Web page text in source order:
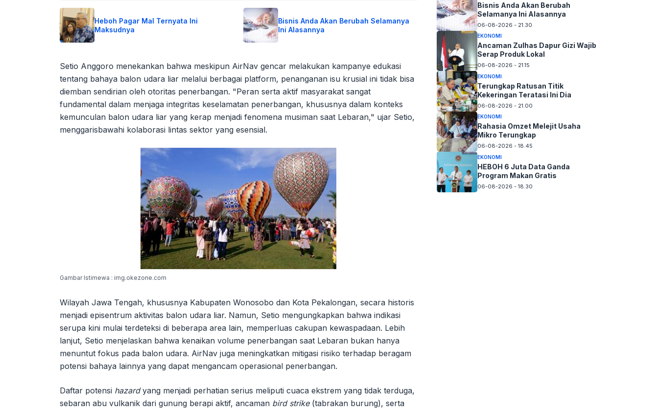
Heboh Pagar Mal Ternyata Ini
Maksudnya
Bisnis Anda Akan Berubah Selamanya
Ini Alasannya
Setio Anggoro menekankan bahwa meskipun AirNav gencar melakukan kampanye edukasi
tentang bahaya balon udara liar melalui berbagai platform, penanganan isu krusial ini tidak bisa
diemban sendirian oleh otoritas penerbangan. "Peran serta aktif masyarakat sangat
fundamental dalam menjaga integritas keselamatan penerbangan, khususnya dalam konteks
kemunculan balon udara liar yang kerap menjadi fenomena musiman saat Lebaran," ujar Setio,
menggarisbawahi kolaborasi lintas sektor yang esensial.
Gambar Istimewa : img.okezone.com
Wilayah Jawa Tengah, khususnya Kabupaten Wonosobo dan Kota Pekalongan, secara historis
menjadi episentrum aktivitas balon udara liar. Namun, Setio mengungkapkan bahwa indikasi
serupa kini mulai terdeteksi di beberapa area lain, memperluas cakupan kewaspadaan. Lebih
lanjut, Setio menjelaskan bahwa kenaikan volume penerbangan saat Lebaran bukan hanya
menuntut fokus pada balon udara. AirNav juga meningkatkan mitigasi risiko terhadap beragam
potensi bahaya lainnya yang dapat mengancam operasional penerbangan.
Daftar potensi hazardyang menjadi perhatian serius meliputi cuaca ekstrem yang tidak terduga,
sebaran abu vulkanik dari gunung berapi aktif, ancaman bird strike(tabrakan burung), serta
Bisnis Anda Akan Berubah
Selamanya Ini Alasannya
06-08-2026 - 21.30
EKONOMI
Ancaman Zulhas Dapur Gizi Wajib
Serap Produk Lokal
06-08-2026 - 21.15
EKONOMI
Terungkap Ratusan Titik
Kekeringan Teratasi Ini Dia
06-08-2026 - 21.00
EKONOMI
Rahasia Omzet Melejit Usaha
Mikro Terungkap
06-08-2026 - 18.45
EKONOMI
HEBOH 6 Juta Data Ganda
Program Makan Gratis
06-08-2026 - 18.30